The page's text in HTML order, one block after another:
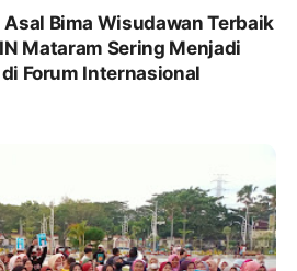
Bima Wisudawan Terbaik
Mataram Sering Menjadi
Forum Internasional